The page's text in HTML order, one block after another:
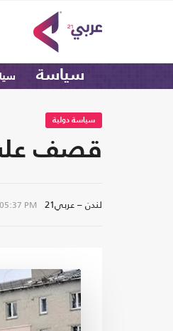
سياسة
سياسة دولية
قصف على
لندن – عربي21 05:37 PM